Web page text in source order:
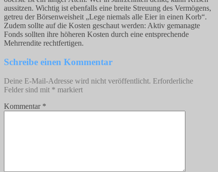
aussitzen. Wichtig ist ebenfalls eine breite Streuung des Vermögens,
getreu der Börsenweisheit „Lege niemals alle Eier in einen Korb“.
Zudem sollte auf die Kosten geschaut werden: Aktiv gemanagte
Fonds sollten ihre höheren Kosten durch eine entsprechende
Mehrrendite rechtfertigen.
Schreibe einen Kommentar
Deine E-Mail-Adresse wird nicht veröffentlicht. Erforderliche
Felder sind mit * markiert
Kommentar *